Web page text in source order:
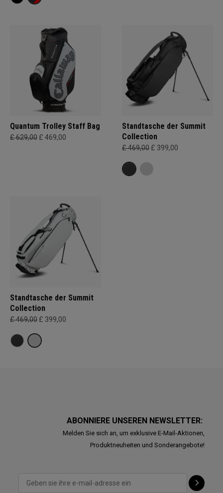
Quantum Trolley Staff Bag
£ 629,00 £ 469,00
Standtasche der Summit
Collection
£ 469,00 £ 399,00
Standtasche der Summit
Collection
£ 469,00 £ 399,00
ABONNIERE UNSEREN NEWSLETTER:
Melden Sie sich an, um exklusive E-Mail-Aktionen,
Produktneuheiten und Sonderangebote!